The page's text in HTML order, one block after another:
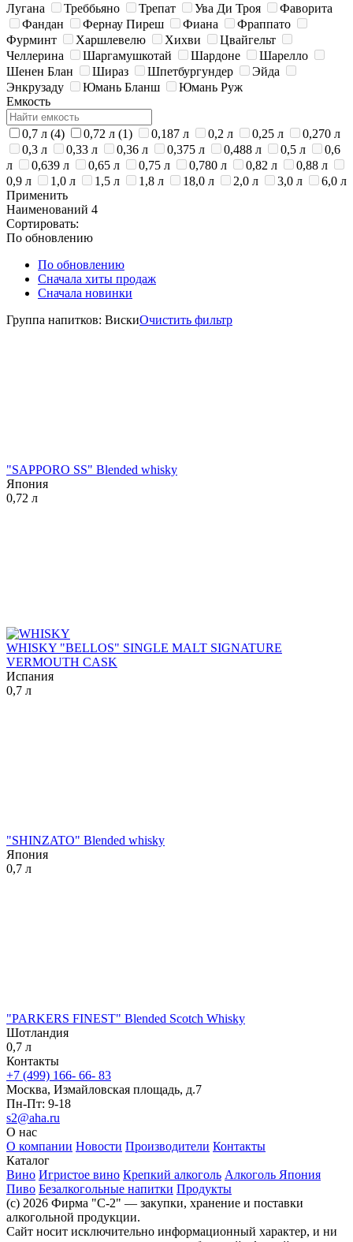
Лугана
Треббьяно Трепат Ува Ди Троя
Фаворита
Фандан
Фернау Пиреш Фиана
Фраппато
Фурминт
Харшлевелю Хихви
Цвайгельт
Челлерина
Шаргамушкотай Шардоне
Шарелло
Шенен Блан
Шираз Шпетбургундер
Эйда
Энкрузаду
Юмань Бланш
Юмань Руж
Емкость
0,7 л (4) 0,72 л (1) 0,187 л 0,2 л 0,25 л
0,270 л
0,3 л
0,33 л 0,36 л 0,375 л 0,488 л 0,5 л
0,6
л
0,639 л 0,65 л 0,75 л 0,780 л 0,82 л
0,88 л
0,9 л
1,0 л 1,5 л 1,8 л 18,0 л 2,0 л 3,0 л
6,0 л
Применить
Наименований 4
Сортировать:
По обновлению
По обновлению
Сначала хиты продаж
Сначала новинки
Группа напитков: ВискиОчистить фильтр
"SAPPORO SS" Blended whisky
Япония
0,72 л
WHISKY "BELLOS" SINGLE MALT SIGNATURE
VERMOUTH CASK
Испания
0,7 л
"SHINZATO" Blended whisky
Япония
0,7 л
"PARKERS FINEST" Blended Scotch Whisky
Шотландия
0,7 л
Контакты
+7 (499) 166- 66- 83
Москва, Измайловская площадь, д.7
Пн-Пт: 9-18
s2@aha.ru
О нас
О компании Новости Производители Контакты
Каталог
Вино Игристое вино Крепкий алкоголь Алкоголь Япония
Пиво Безалкогольные напитки Продукты
(c) 2026 Фирма "С-2" — закупки, хранение и поставки
алкогольной продукции.
Сайт носит исключительно информационный характер, и ни